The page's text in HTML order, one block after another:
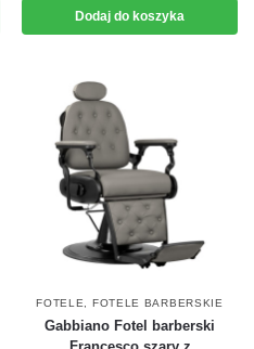
Dodaj do koszyka
FOTELE FOTELE BARBERSKIE
Gabbiano Fotel barberski